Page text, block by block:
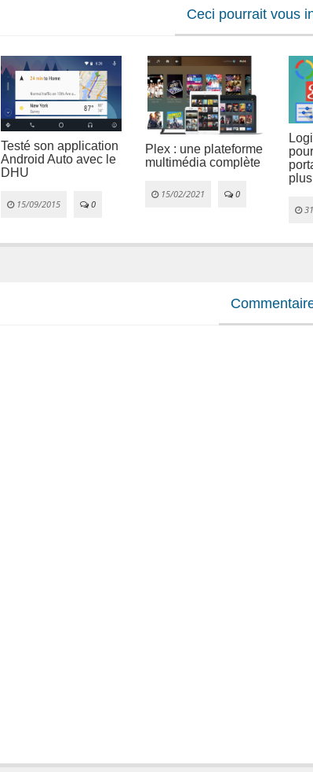
Ceci pourrait vous
Testé son application
Android Auto avec le
DHU
15/09/2015 0
Plex : une plateforme
multimédia complète
15/02/2021 0